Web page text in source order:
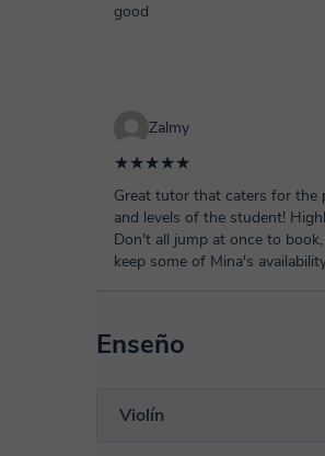
good
Zalmy
★★★★★
Great tutor that caters for the
and levels of the student!
Don't all jump at once to
keep some of Mina's
Enseño
Violín